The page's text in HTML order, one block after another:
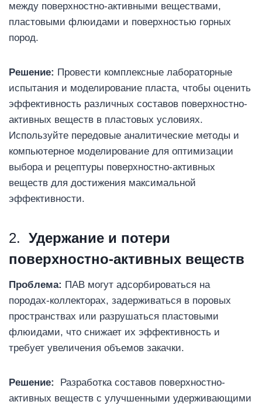
между поверхностно-активными веществами,
пластовыми флюидами и поверхностью горных
пород.
Решение: Провести комплексные лабораторные
испытания и моделирование пласта, чтобы оценить
эффективность различных составов поверхностно-
активных веществ в пластовых условиях.
Используйте передовые аналитические методы и
компьютерное моделирование для оптимизации
выбора и рецептуры поверхностно-активных
веществ для достижения максимальной
эффективности.
2. Удержание и потери
поверхностно-активных веществ
Проблема: ПАВ могут адсорбироваться на
породах-коллекторах, задерживаться в поровых
пространствах или разрушаться пластовыми
флюидами, что снижает их эффективность и
требует увеличения объемов закачки.
Решение:
Разработка составов поверхностно-
активных веществ с улучшенными удерживающими